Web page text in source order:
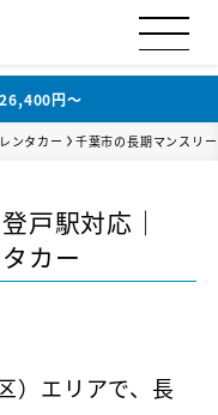
円〜
ンタカー 千葉市の長期マンスリ
戸駅対応｜
カー
）エリアで、長